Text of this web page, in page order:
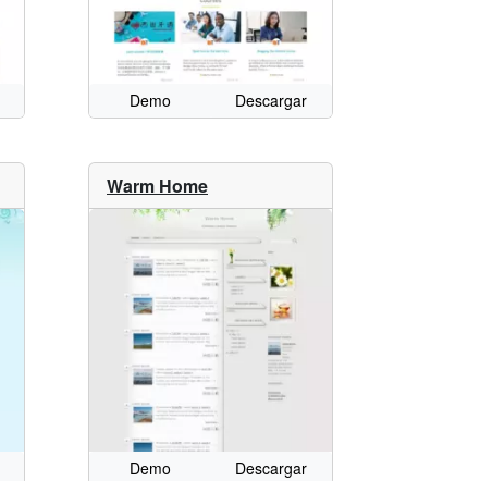
Demo Descargar
Warm Home
Demo Descargar